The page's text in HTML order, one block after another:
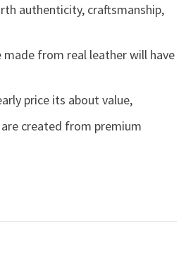
authenticity, craftsmanship,
from real leather will have
price its about value,
created from premium